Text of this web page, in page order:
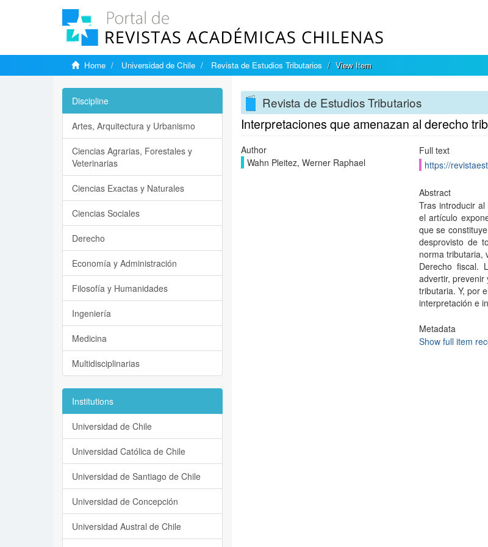
Home Universidad de Chile Revista de Estudios Tributarios View Item
Revista de Estudios Tributarios
Interpretaciones que amenazan al derecho
Author
Wahn Pleitez, Werner Raphael
Full text
https://
Abstract
Tras introducir
el artículo
que se
desprovisto de
norma tributaria,
Derecho fiscal.
advertir, prevenir
tributaria. Y, por
interpretación e
Metadata
Show full item
Discipline
Artes, Arquitectura y Urbanismo
Ciencias Agrarias, Forestales y
Veterinarias
Ciencias Exactas y Naturales
Ciencias Sociales
Derecho
Economía y Administración
Filosofía y Humanidades
Ingeniería
Medicina
Multidisciplinarias
Institutions
Universidad de Chile
Universidad Católica de Chile
Universidad de Santiago de Chile
Universidad de Concepción
Universidad Austral de Chile